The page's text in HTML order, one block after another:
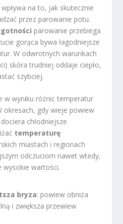
wpływa na to, jak skutecznie
przez parowanie potu.
parowanie przebiega
gorąca bywa łagodniejsze
W odwrotnych warunkach
skóra trudniej oddaje ciepło,
szybciej.
w wyniku różnic temperatur
okresach, gdy wieje powiew
chłodniejsze
temperaturę
miastach i regionach
odczuciom nawet wtedy,
wysokie wartości.
bryza: powiew obniża
i zwiększa przewiew